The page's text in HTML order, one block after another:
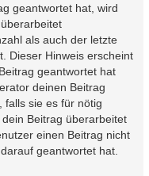
geantwortet hat, wird
als auch der letzte
Dieser Hinweis erscheint
geantwortet hat
deinen Beitrag
falls sie es für nötig
Beitrag überarbeitet
einen Beitrag nicht
geantwortet hat.